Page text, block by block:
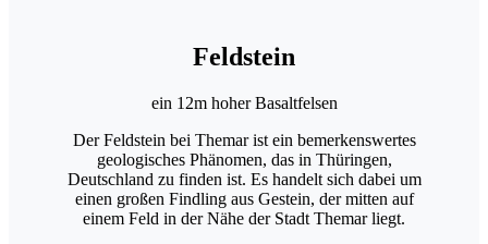
Feldstein
ein 12m hoher Basaltfelsen
Der Feldstein bei Themar ist ein bemerkenswertes
geologisches Phänomen, das in Thüringen,
Deutschland zu finden ist. Es handelt sich dabei um
einen großen Findling aus Gestein, der mitten auf
einem Feld in der Nähe der Stadt Themar liegt.